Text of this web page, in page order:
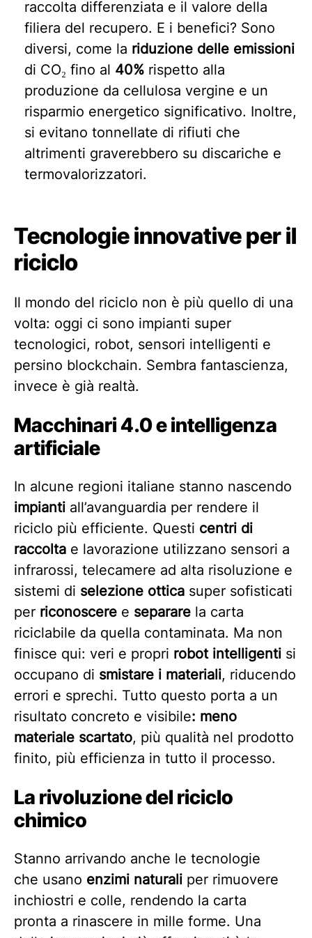
raccolta differenziata e il valore della
filiera del recupero. E i benefici? Sono
diversi, come la riduzione delle emissioni
di CO₂ fino al 40% rispetto alla
produzione da cellulosa vergine e un
risparmio energetico significativo. Inoltre,
si evitano tonnellate di rifiuti che
altrimenti graverebbero su discariche e
termovalorizzatori.
Tecnologie innovative per il
riciclo
Il mondo del riciclo non è più quello di una
volta: oggi ci sono impianti super
tecnologici, robot, sensori intelligenti e
persino blockchain. Sembra fantascienza,
invece è già realtà.
Macchinari 4.0 e intelligenza
artificiale
In alcune regioni italiane stanno nascendo
impianti all’avanguardia per rendere il
riciclo più efficiente. Questi centri di
raccolta e lavorazione utilizzano sensori a
infrarossi, telecamere ad alta risoluzione e
sistemi di selezione ottica super sofisticati
per riconoscere e separare la carta
riciclabile da quella contaminata. Ma non
finisce qui: veri e propri robot intelligenti si
occupano di smistare i materiali, riducendo
errori e sprechi. Tutto questo porta a un
risultato concreto e visibile: meno
materiale scartato, più qualità nel prodotto
finito, più efficienza in tutto il processo.
La rivoluzione del riciclo
chimico
Stanno arrivando anche le tecnologie
che usano enzimi naturali per rimuovere
inchiostri e colle, rendendo la carta
pronta a rinascere in mille forme. Una